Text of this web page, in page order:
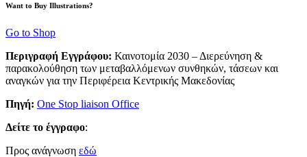
Want to Buy Illustrations?
Go to Shop
Περιγραφή Εγγράφου: Καινοτομία 2030 – Διερεύνηση &
παρακολούθηση των μεταβαλλόμενων συνθηκών, τάσεων και
αναγκών για την Περιφέρεια Κεντρικής Μακεδονίας
Πηγή: One Stop liaison Office
Δείτε το έγγραφο:
Προς ανάγνωση εδώ